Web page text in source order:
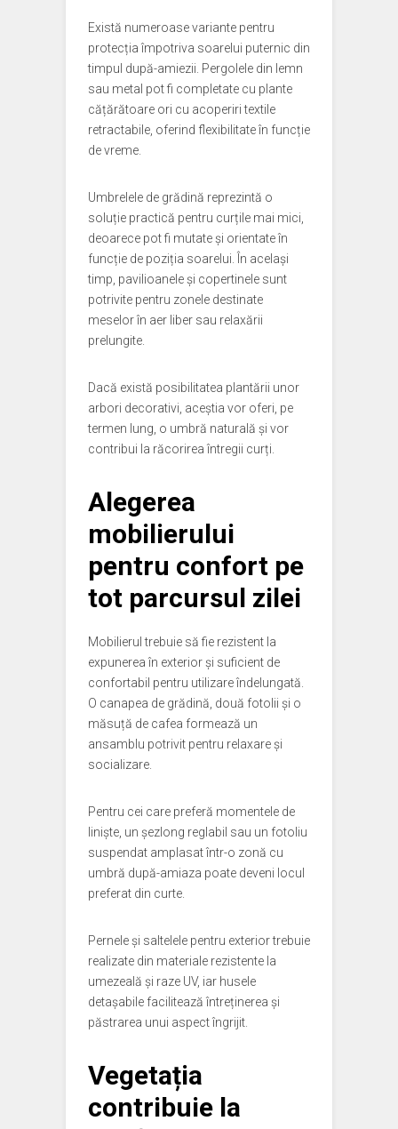
Există numeroase variante pentru
protecția împotriva soarelui puternic din
timpul după-amiezii. Pergolele din lemn
sau metal pot fi completate cu plante
cățărătoare ori cu acoperiri textile
retractabile, oferind flexibilitate în funcție
de vreme.
Umbrelele de grădină reprezintă o
soluție practică pentru curțile mai mici,
deoarece pot fi mutate și orientate în
funcție de poziția soarelui. În același
timp, pavilioanele și copertinele sunt
potrivite pentru zonele destinate
meselor în aer liber sau relaxării
prelungite.
Dacă există posibilitatea plantării unor
arbori decorativi, aceștia vor oferi, pe
termen lung, o umbră naturală și vor
contribui la răcorirea întregii curți.
Alegerea
mobilierului
pentru confort pe
tot parcursul zilei
Mobilierul trebuie să fie rezistent la
expunerea în exterior și suficient de
confortabil pentru utilizare îndelungată.
O canapea de grădină, două fotolii și o
măsuță de cafea formează un
ansamblu potrivit pentru relaxare și
socializare.
Pentru cei care preferă momentele de
liniște, un șezlong reglabil sau un fotoliu
suspendat amplasat într-o zonă cu
umbră după-amiaza poate deveni locul
preferat din curte.
Pernele și saltelele pentru exterior trebuie
realizate din materiale rezistente la
umezeală și raze UV, iar husele
detașabile facilitează întreținerea și
păstrarea unui aspect îngrijit.
Vegetația
contribuie la